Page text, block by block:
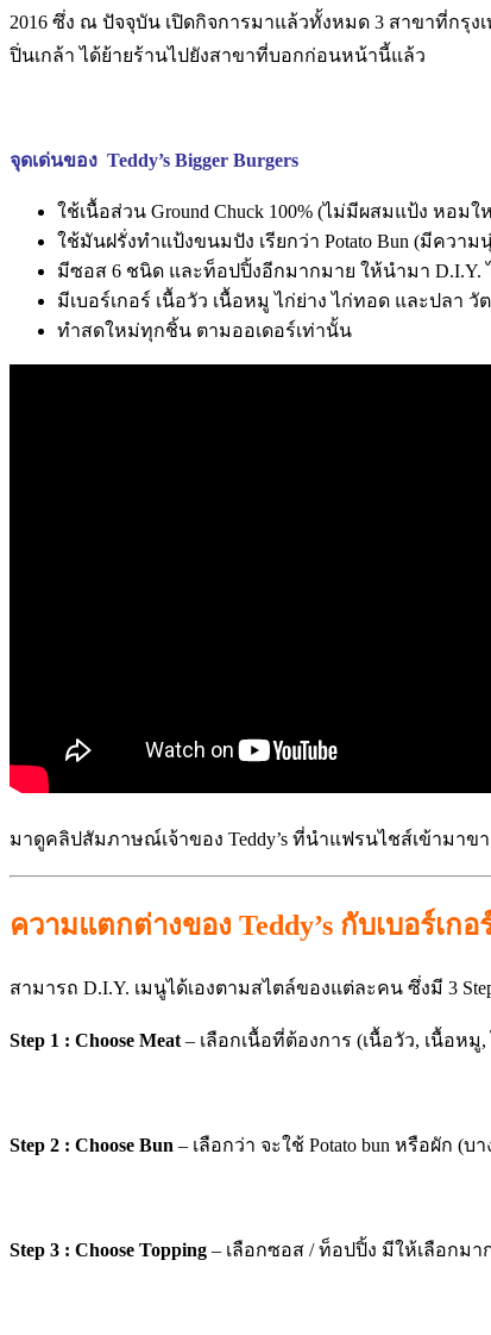
2016 ซึ่ง ณ ปัจจุบัน เปิดกิจการมาแล้วทั้งหมด 3 สาขาที่กรุง
ปิ่นเกล้า ได้ย้ายร้านไปยังสาขาที่บอกก่อนหน้านี้แล้ว
จุดเด่นของ Teddy’s Bigger Burgers
ใช้เนื้อส่วน Ground Chuck 100% (ไม่มีผสมแป้ง หอ
ใช้มันฝรั่งทำแป้งขนมปัง เรียกว่า Potato Bun (มีคว
มีซอส 6 ชนิด และท็อปปิ้งอีกมากมาย ให้นำมา D.I.Y.
มีเบอร์เกอร์ เนื้อวัว เนื้อหมู ไก่ย่าง ไก่ทอด และปลา
ทำสดใหม่ทุกชิ้น ตามออเดอร์เท่านั้น
มาดูคลิปสัมภาษณ์เจ้าของ Teddy’s ที่นำแฟรนไชส์เข้ามา
ความแตกต่างของ Teddy’s กับเบอร์เกอ
สามารถ D.I.Y. เมนูได้เองตามสไตล์ของแต่ละคน ซึ่งมี 3
Step 1 : Choose Meat – เลือกเนื้อที่ต้องการ (เนื้อวัว, เนื้อห
Step 2 : Choose Bun – เลือกว่า จะใช้ Potato bun หรือผัก (
Step 3 : Choose Topping – เลือกซอส / ท็อปปิ้ง มีให้เลือกม